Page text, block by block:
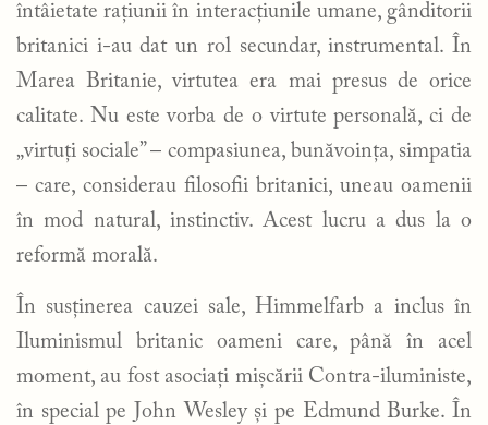
întâietate rațiunii în interacțiunile umane, gânditorii
britanici i-au dat un rol secundar, instrumental. În
Marea Britanie, virtutea era mai presus de orice
calitate. Nu este vorba de o virtute personală, ci de
„virtuți sociale” – compasiunea, bunăvoința, simpatia
– care, considerau filosofii britanici, uneau oamenii
în mod natural, instinctiv. Acest lucru a dus la o
reformă morală.
În susținerea cauzei sale, Himmelfarb a inclus în
Iluminismul britanic oameni care, până în acel
moment, au fost asociați mișcării Contra-iluministe,
în special pe John Wesley și pe Edmund Burke. În